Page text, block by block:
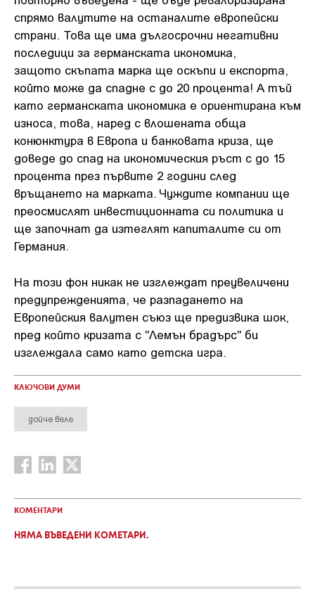
спрямо валутите на останалите европейски
страни. Това ще има дългосрочни негативни
последици за германската икономика,
защото скъпата марка ще оскъпи и експорта,
който може да спадне с до 20 процента! А тъй
като германската икономика е ориентирана към
износа, това, наред с влошената обща
конюнктура в Европа и банковата криза, ще
доведе до спад на икономическия ръст с до 15
процента през първите 2 години след
връщането на марката. Чуждите компании ще
преосмислят инвестиционната си политика и
ще започнат да изтеглят капиталите си от
Германия.
На този фон никак не изглеждат преувеличени
предупрежденията, че разпадането на
Европейския валутен съюз ще предизвика шок,
пред който кризата с "Лемън брадърс" би
изглеждала само като детска игра.
КЛЮЧОВИ ДУМИ
дойче веле
КОМЕНТАРИ
НЯМА ВЪВЕДЕНИ КОМЕТАРИ.